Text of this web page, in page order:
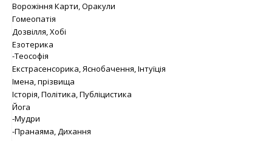
Ворожіння Карти, Оракули
Гомеопатія
Дозвілля, Хобі
Езотерика
-Теософія
Екстрасенсорика, Яснобачення, Інтуїція
Імена, прізвища
Історія, Політика, Публіцистика
Йога
-Мудри
-Пранаяма, Дихання